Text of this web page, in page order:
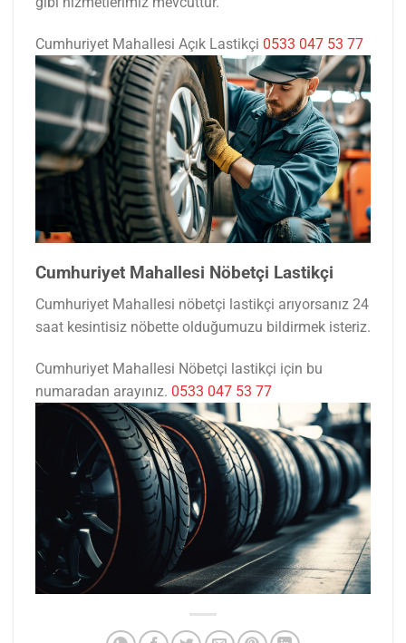
Cumhuriyet Mahallesi Açık Lastikçi 0533 047 53 77
Cumhuriyet Mahallesi Nöbetçi Lastikçi
Cumhuriyet Mahallesi nöbetçi lastikçi arıyorsanız 24
saat kesintisiz nöbette olduğumuzu bildirmek isteriz.
Cumhuriyet Mahallesi Nöbetçi lastikçi için bu
numaradan arayınız. 0533 047 53 77